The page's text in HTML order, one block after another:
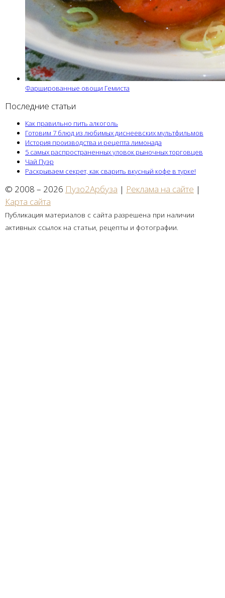
Фаршированные овощи Гемиста
Последние статьи
Как правильно пить алкоголь
Готовим 7 блюд из любимых диснеевских мультфильмов
История производства и рецепта лимонада
5 самых распространенных уловок рыночных торговцев
Чай Пуэр
Раскрываем секрет, как сварить вкусный кофе в турке!
© 2008 – 2026 Пузо2Арбуза | Реклама на сайте |
Карта сайта
Публикация материалов с сайта разрешена при наличии
активных ссылок на статьи, рецепты и фотографии.